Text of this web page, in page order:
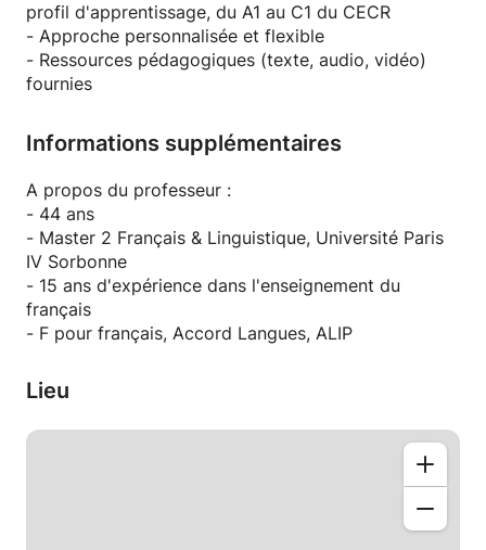
profil d'apprentissage, du A1 au C1 du CECR
- Approche personnalisée et flexible
- Ressources pédagogiques (texte, audio, vidéo)
fournies
Informations supplémentaires
A propos du professeur :
- 44 ans
- Master 2 Français & Linguistique, Université Paris
IV Sorbonne
- 15 ans d'expérience dans l'enseignement du
français
- F pour français, Accord Langues, ALIP
Lieu